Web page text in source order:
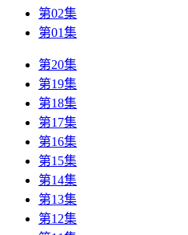
第02集
第01集
第20集
第19集
第18集
第17集
第16集
第15集
第14集
第13集
第12集